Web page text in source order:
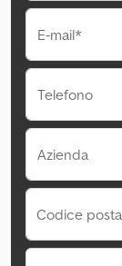
E-mail*
Telefono
Azienda
Codice